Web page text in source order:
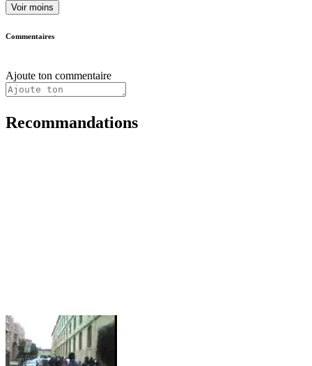
Voir moins
Commentaires
Ajoute ton commentaire
Recommandations